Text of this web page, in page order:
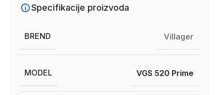
Specifikacije proizvoda
BREND Villager
MODEL VGS 520 Prime